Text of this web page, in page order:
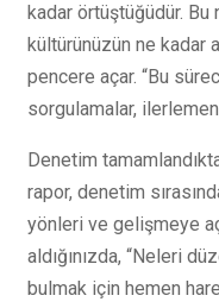
kadar örtüştüğüdür.
kültürünüzün ne kadar
pencere açar. “Bu
sorgulamalar,
Denetim
rapor, denetim
yönleri ve gelişmeye
aldığınızda, “Neleri
bulmak için hemen